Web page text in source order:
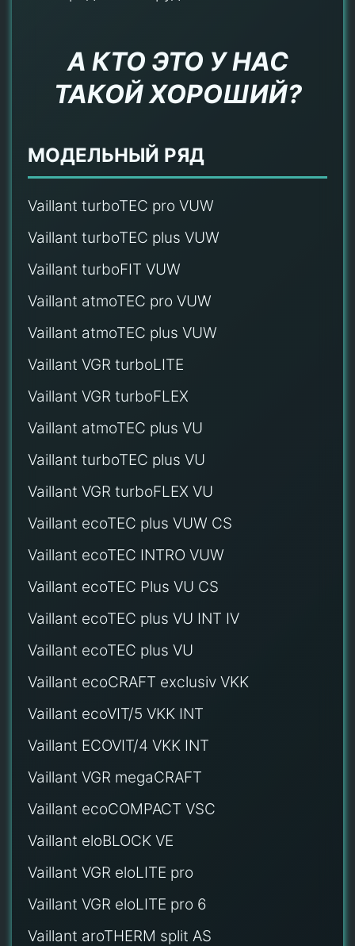
А КТО ЭТО У НАС
ТАКОЙ ХОРОШИЙ?
МОДЕЛЬНЫЙ РЯД
Vaillant turboTEC pro VUW
Vaillant turboTEC plus VUW
Vaillant turboFIT VUW
Vaillant atmoTEC pro VUW
Vaillant atmoTEC plus VUW
Vaillant VGR turboLITE
Vaillant VGR turboFLEX
Vaillant atmoTEC plus VU
Vaillant turboTEC plus VU
Vaillant VGR turboFLEX VU
Vaillant ecoTEC plus VUW CS
Vaillant ecoTEC INTRO VUW
Vaillant ecoTEC Plus VU CS
Vaillant ecoTEC plus VU INT IV
Vaillant ecoTEC plus VU
Vaillant ecoCRAFT exclusiv VKK
Vaillant ecoVIT/5 VKK INT
Vaillant ECOVIT/4 VKK INT
Vaillant VGR megaCRAFT
Vaillant ecoCOMPACT VSC
Vaillant eloBLOCK VE
Vaillant VGR eloLITE pro
Vaillant VGR eloLITE pro 6
Vaillant aroTHERM split AS